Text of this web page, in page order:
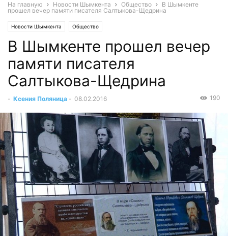
На главную Новости Шымкента Общество
В Шымкенте
прошел вечер памяти писателя Салтыкова-Щедрина
Новости Шымкента Общество
В Шымкенте прошел вечер
памяти писателя
Салтыкова-Щедрина
- Ксения Поляница - 08.02.2016 190